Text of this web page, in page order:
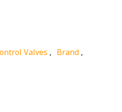
Valves , Brand,